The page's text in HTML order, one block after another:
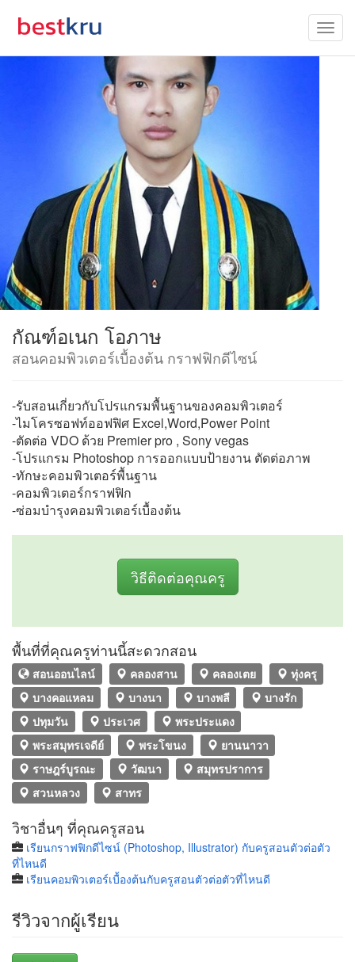
กัณฑ์อเนก โอภาษ
สอนคอมพิวเตอร์เบื้องต้น กราฟฟิกดีไซน์
-รับสอนเกี่ยวกับโปรแกรมพื้นฐานของคอมพิวเตอร์
-ไมโครซอฟท์ออฟฟิศ Excel,Word,Power Point
-ตัดต่อ VDO ด้วย Premier pro , Sony vegas
-โปรแกรม Photoshop การออกแบบป้ายงาน ตัดต่อภาพ
-ทักษะคอมพิวเตอร์พื้นฐาน
-คอมพิวเตอร์กราฟฟิก
-ซ่อมบำรุงคอมพิวเตอร์เบื้องต้น
วิธีติดต่อคุณครู
พื้นที่ที่คุณครูท่านนี้สะดวกสอน
สอนออนไลน์ คลองสาน คลองเตย
ทุ่งครุ
บางคอแหลม
บางนา บางพลี
บางรัก
ปทุมวัน
ประเวศ
พระประแดง
พระสมุทรเจดีย์
พระโขนง
ยานนาวา
ราษฎร์บูรณะ
วัฒนา
สมุทรปราการ
สวนหลวง
สาทร
วิชาอื่นๆ ที่คุณครูสอน
เรียนกราฟฟิกดีไซน์ (Photoshop, Illustrator) กับครูสอนตัวต่อตัว
ที่ไหนดี
เรียนคอมพิวเตอร์เบื้องต้นกับครูสอนตัวต่อตัวที่ไหนดี
รีวิวจากผู้เรียน